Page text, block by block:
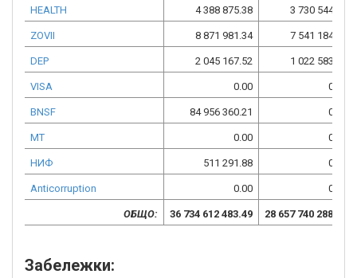
HEALTH 4 388 875.38 3 730 544.07
ZOVII 8 871 981.34 7 541 184.14
DEP 2 045 167.52 1 022 583.76
VISA 0.00 0.00
BNSF 84 956 360.21 0.00
МТ 0.00 0.00
НИФ 511 291.88 0.00
Anticorruption 0.00 0.00
ОБЩО: 36 734 612 483.49 28 657 740 288.33
Забележки: